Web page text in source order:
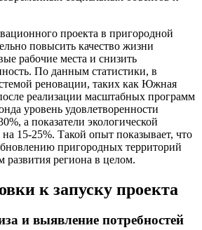
проекта в пригородной
повысить качество жизни
рабочие места и снизить
По данным статистики, в
реновации, таких как Южная
реализации масштабных программ
уровень удовлетворенности
а показатели экологической
15-25%. Такой опыт показывает, что
пригородных территорий
развития региона в целом.
к запуску проекта
и выявление потребностей